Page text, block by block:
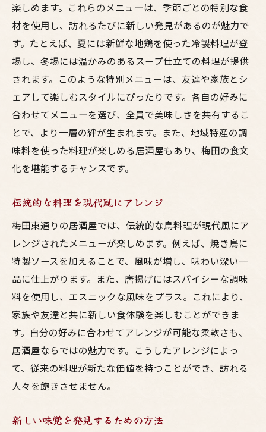
楽しめます。これらのメニューは、季節ごとの特別な食
材を使用し、訪れるたびに新しい発見があるのが魅力で
す。たとえば、夏には新鮮な地鶏を使った冷製料理が登
場し、冬場には温かみのあるスープ仕立ての料理が提供
されます。このような特別メニューは、友達や家族とシ
ェアして楽しむスタイルにぴったりです。各自の好みに
合わせてメニューを選び、全員で美味しさを共有するこ
とで、より一層の絆が生まれます。また、地域特産の調
味料を使った料理が楽しめる居酒屋もあり、梅田の食文
化を堪能するチャンスです。
伝統的な料理を現代風にアレンジ
梅田東通りの居酒屋では、伝統的な鳥料理が現代風にア
レンジされたメニューが楽しめます。例えば、焼き鳥に
特製ソースを加えることで、風味が増し、味わい深い一
品に仕上がります。また、唐揚げにはスパイシーな調味
料を使用し、エスニックな風味をプラス。これにより、
家族や友達と共に新しい食体験を楽しむことができま
す。自分の好みに合わせてアレンジが可能な柔軟さも、
居酒屋ならではの魅力です。こうしたアレンジによっ
て、従来の料理が新たな価値を持つことができ、訪れる
人々を飽きさせません。
新しい味覚を発見するための方法